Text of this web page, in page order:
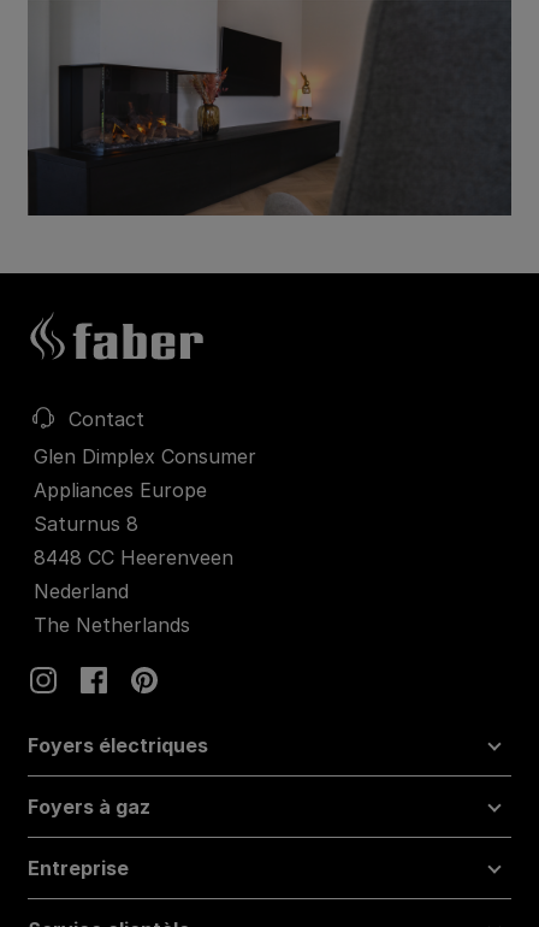
Contact
Glen Dimplex Consumer
Appliances Europe
Saturnus 8
8448 CC Heerenveen
Nederland
The Netherlands
Foyers électriques
Foyers à gaz
Entreprise